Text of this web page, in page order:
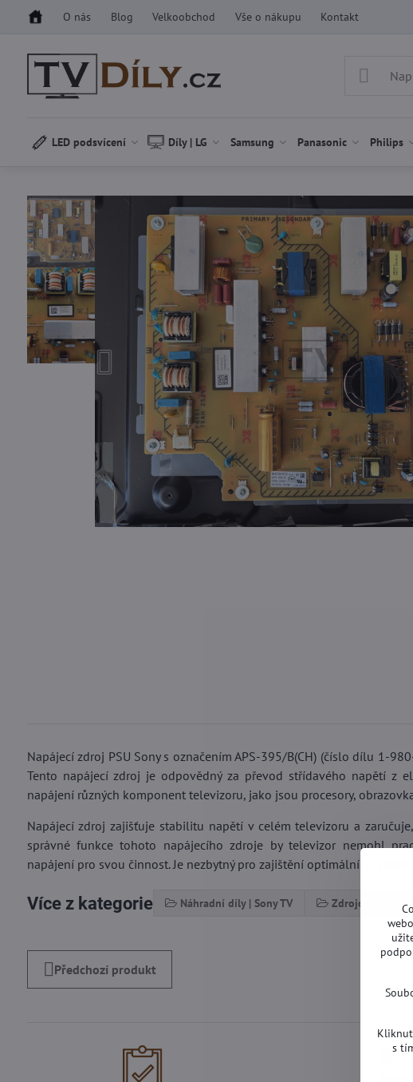
O nás Blog Velkoobchod Vše o nákupu Kontakt
LED podsvícení Díly | LG Samsung Panasonic Philips
Napájecí zdroj PSU Sony s označením APS-395/B(CH) (číslo dílu 1-
Tento napájecí zdroj je odpovědný za převod střídavého napětí z
napájení různých komponent televizoru, jako jsou procesory,
Napájecí zdroj zajišťuje stabilitu napětí v celém televizoru a
správné funkce tohoto napájecího zdroje by televizor nemohl
napájení pro svou činnost. Je nezbytný pro zajištění optimálního
Více z kategorie Náhradní díly | Sony TV Zdrojové desky |
Předchozí produkt
s